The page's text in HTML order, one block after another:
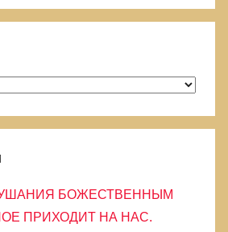
о
к
БОЖЕСТВЕННЫМ
ПРИХОДИТ НА НАС.